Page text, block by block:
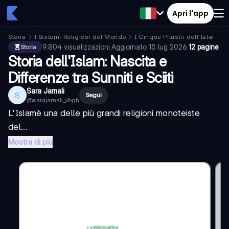
Apri l'app
Storia I Sistemi Religiosi del Mondo
I Cinque Pilastri dell'Islam
Storia
9.804 visualizzazioni·Aggiornato 15 lug 2026·12 pagine
Storia dell'Islam: Nascita e
Differenze tra Sunniti e Sciiti
S Sara Jamali
@sarajamali_vbgh
Segui
L'Islamè una delle più grandi religioni monoteiste
del...
Mostra di più